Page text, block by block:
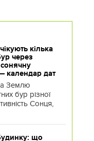
кілька
через
календар дат
Землю
бур різної
Сонця,
що